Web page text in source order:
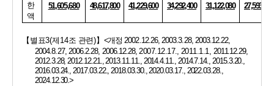
한
액
51,605,680 48,617,800 41,229,600 34,292,400 31,122,080 27,593,000
【 별표3(제 14조 관련)】 <개정 2002.12.26, 2003.3.28, 2003.12.22,
2004.8.27, 2006.2.28, 2006.12.28, 2007.12.17., 2011.1.1, 2011.12.29,
2012.3.28, 2012.12.21., 2013.11.11., 2014.4.11., 2014.7.14., 2015.3.20.,
2016.03.24., 2017.03.22., 2018.03.30., 2020.03.17., 2022.03.28.,
2024.12.30.>